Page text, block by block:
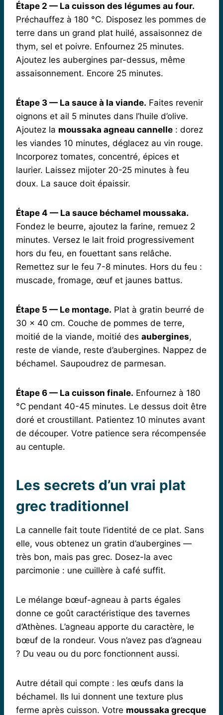
Étape 2 — La cuisson des légumes au four.
Préchauffez à 180 °C. Disposez les pommes de
terre dans un grand plat huilé, assaisonnez de
thym, sel et poivre. Enfournez 25 minutes.
Ajoutez les aubergines par-dessus, même
assaisonnement. Encore 25 minutes.
Étape 3 — La sauce à la viande. Faites revenir
oignons et ail 5 minutes dans l’huile d’olive.
Ajoutez la moussaka agneau cannelle : dorez
les viandes 10 minutes, déglacez au vin rouge.
Incorporez tomates, concentré, épices et
laurier. Laissez mijoter 20-25 minutes à feu
doux. La sauce doit épaissir.
Étape 4 — La sauce béchamel moussaka.
Fondez le beurre, ajoutez la farine, remuez 2
minutes. Versez le lait froid progressivement
hors du feu, en fouettant sans relâche.
Remettez sur le feu 7-8 minutes. Hors du feu :
muscade, fromage, œuf et jaunes battus.
Étape 5 — Le montage. Plat à gratin beurré de
30 × 40 cm. Couche de pommes de terre,
moitié de la viande, moitié des aubergines,
reste de viande, reste d’aubergines. Nappez de
béchamel. Saupoudrez de parmesan.
Étape 6 — La cuisson finale. Enfournez à 180
°C pendant 40-45 minutes. Le dessus doit être
doré et croustillant. Patientez 10 minutes avant
de découper. Votre patience sera récompensée
au centuple.
Les secrets d’un vrai plat
grec traditionnel
La cannelle fait toute l’identité de ce plat. Sans
elle, vous obtenez un gratin d’aubergines —
très bon, mais pas grec. Dosez-la avec
parcimonie : une cuillère à café suffit.
Le mélange bœuf-agneau à parts égales
donne ce goût caractéristique des tavernes
d’Athènes. L’agneau apporte du caractère, le
bœuf de la rondeur. Vous n’avez pas d’agneau
? Du veau ou du porc fonctionnent aussi.
Autre détail qui compte : les œufs dans la
béchamel. Ils lui donnent une texture plus
ferme après cuisson. Votre moussaka grecque